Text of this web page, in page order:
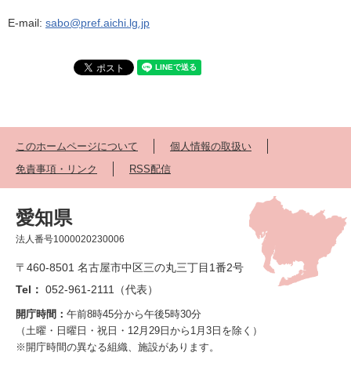
E-mail: sabo@pref.aichi.lg.jp
このホームページについて
個人情報の取扱い
免責事項・リンク
RSS配信
愛知県
法人番号1000020230006
〒460-8501 名古屋市中区三の丸三丁目1番2号
Tel： 052-961-2111（代表）
開庁時間： 午前8時45分から午後5時30分
（土曜・日曜日・祝日・12月29日から1月3日を除く）
※開庁時間の異なる組織、施設があります。